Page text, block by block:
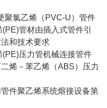
聚氯乙烯（PVC-U）管件
管材由插入式管件引
和技术要求
压力管机械连接管件
烯－苯乙烯（ABS）压力
件聚乙烯系统熔接设备第